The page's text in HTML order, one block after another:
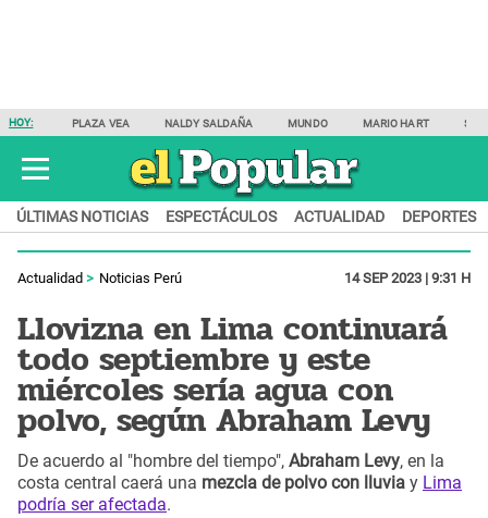
HOY: PLAZA VEA NALDY SALDAÑA MUNDO MARIO HART
ÚLTIMAS NOTICIAS ESPECTÁCULOS ACTUALIDAD DEPORTES
Actualidad Noticias Perú 14 SEP 2023 | 9:31 H
Llovizna en Lima continuará
todo septiembre y este
miércoles sería agua con
polvo, según Abraham Levy
De acuerdo al "hombre del tiempo", Abraham Levy, en la
costa central caerá una mezcla de polvo con lluvia y Lima
podría ser afectada.